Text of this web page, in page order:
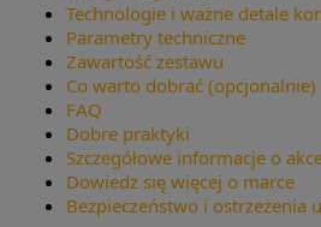
Technologie i ważne detale
Parametry techniczne
Zawartość zestawu
Co warto dobrać (opcjonalnie)
FAQ
Dobre praktyki
Szczegółowe informacje o
Dowiedz się więcej o marce
Bezpieczeństwo i ostrzeżenia